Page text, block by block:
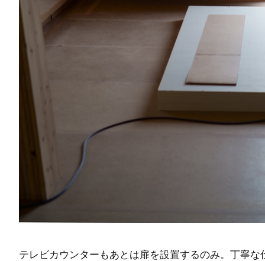
テレビカウンターもあとは扉を設置するのみ。丁寧な